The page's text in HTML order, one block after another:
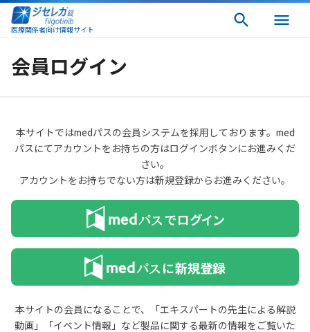
医療関係者向け情報サイト
会員ログイン
本サイトではmedパスの会員システムを採用しております。med
パスにてアカウントをお持ちの方はログインボタンにお進みくだ
さい。
アカウントをお持ちでない方は新規登録からお進みください。
本サイトの会員になることで、「エキスパートの先生による解説
動画」「イベント情報」など製品に関する最新の情報をご覧いた